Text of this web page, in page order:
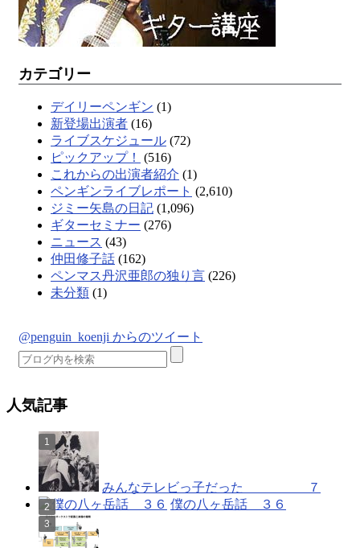
カテゴリー
デイリーペンギン (1)
新登場出演者 (16)
ライブスケジュール (72)
ピックアップ！
(516)
これからの出演者紹介 (1)
ペンギンライブレポート (2,610)
ジミー矢島の日記 (1,096)
ギターセミナー (276)
ニュース (43)
仲田修子話 (162)
ペンマス丹沢亜郎の独り言 (226)
未分類 (1)
@penguin_koenji からのツイート
人気記事
みんなテレビっ子だった ７
僕の八ヶ岳話 ３６